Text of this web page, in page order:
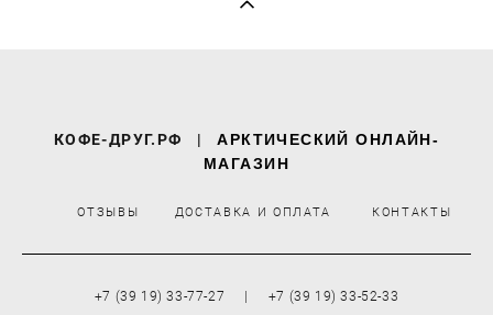
КОФЕ-ДРУГ.РФ |
АРКТИЧЕСКИЙ ОНЛАЙН-
МАГАЗИН
ОТЗЫВЫ ДОСТАВКА И ОПЛАТА КОНТАКТЫ
+7 (39 19) 33-77-27 | +7 (39 19) 33-52-33